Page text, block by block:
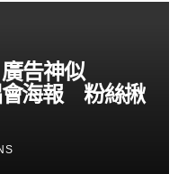
告神似
海報 粉絲揪